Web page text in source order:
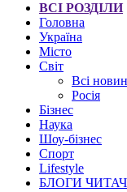
ВСІ РОЗДІЛИ
Головна
Україна
Місто
Світ
Всі
Росія
Бізнес
Наука
Шоу-бізнес
Спорт
Lifestyle
БЛОГИ